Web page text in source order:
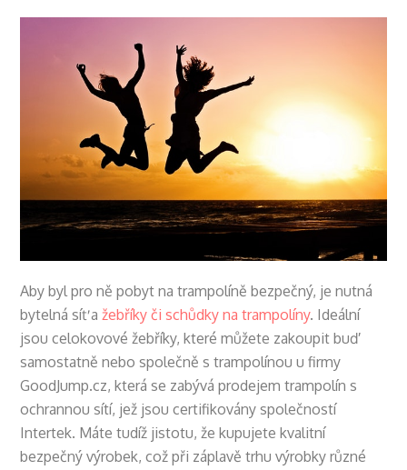
Aby byl pro ně pobyt na trampolíně bezpečný, je nutná
bytelná síť ažebříky či schůdky na trampolíny. Ideální
jsou celokovové žebříky, které můžete zakoupit buď
samostatně nebo společně s trampolínou u firmy
GoodJump.cz, která se zabývá prodejem trampolín s
ochrannou sítí, jež jsou certifikovány společností
Intertek. Máte tudíž jistotu, že kupujete kvalitní
bezpečný výrobek, což při záplavě trhu výrobky různé